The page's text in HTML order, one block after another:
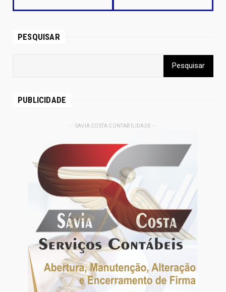
PESQUISAR
PUBLICIDADE
- - SAVIA COSTA CONTABILIDADE - -